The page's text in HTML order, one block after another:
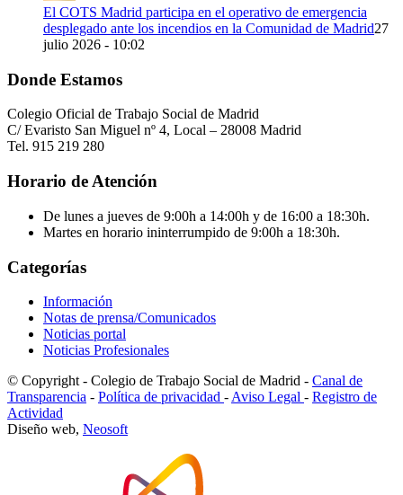
El COTS Madrid participa en el operativo de emergencia
desplegado ante los incendios en la Comunidad de Madrid27
julio 2026 - 10:02
Donde Estamos
Colegio Oficial de Trabajo Social de Madrid
C/ Evaristo San Miguel nº 4, Local – 28008 Madrid
Tel. 915 219 280
Horario de Atención
De lunes a jueves de 9:00h a 14:00h y de 16:00 a 18:30h.
Martes en horario ininterrumpido de 9:00h a 18:30h.
Categorías
Información
Notas de prensa/Comunicados
Noticias portal
Noticias Profesionales
© Copyright - Colegio de Trabajo Social de Madrid - Canal de
Transparencia - Política de privacidad - Aviso Legal - Registro de
Actividad
Diseño web, Neosoft